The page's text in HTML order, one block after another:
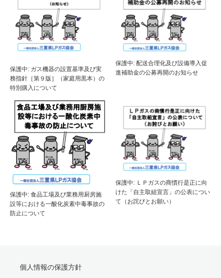
保護中: ガス機器の設置基準及び実
務指針［第９版］（家庭用黒本）の
特別購入について
保護中: 配送合理化及び設備導入促
進補助金の公募再開のお知らせ
保護中: 食品工場及び業務用厨房施
設等における一酸化炭素中毒事故の
防止について
保護中: ＬＰガスの商慣行是正に向
けた「自主取組宣言」の公表につい
て（お詫びとお願い）
個人情報の保護方針